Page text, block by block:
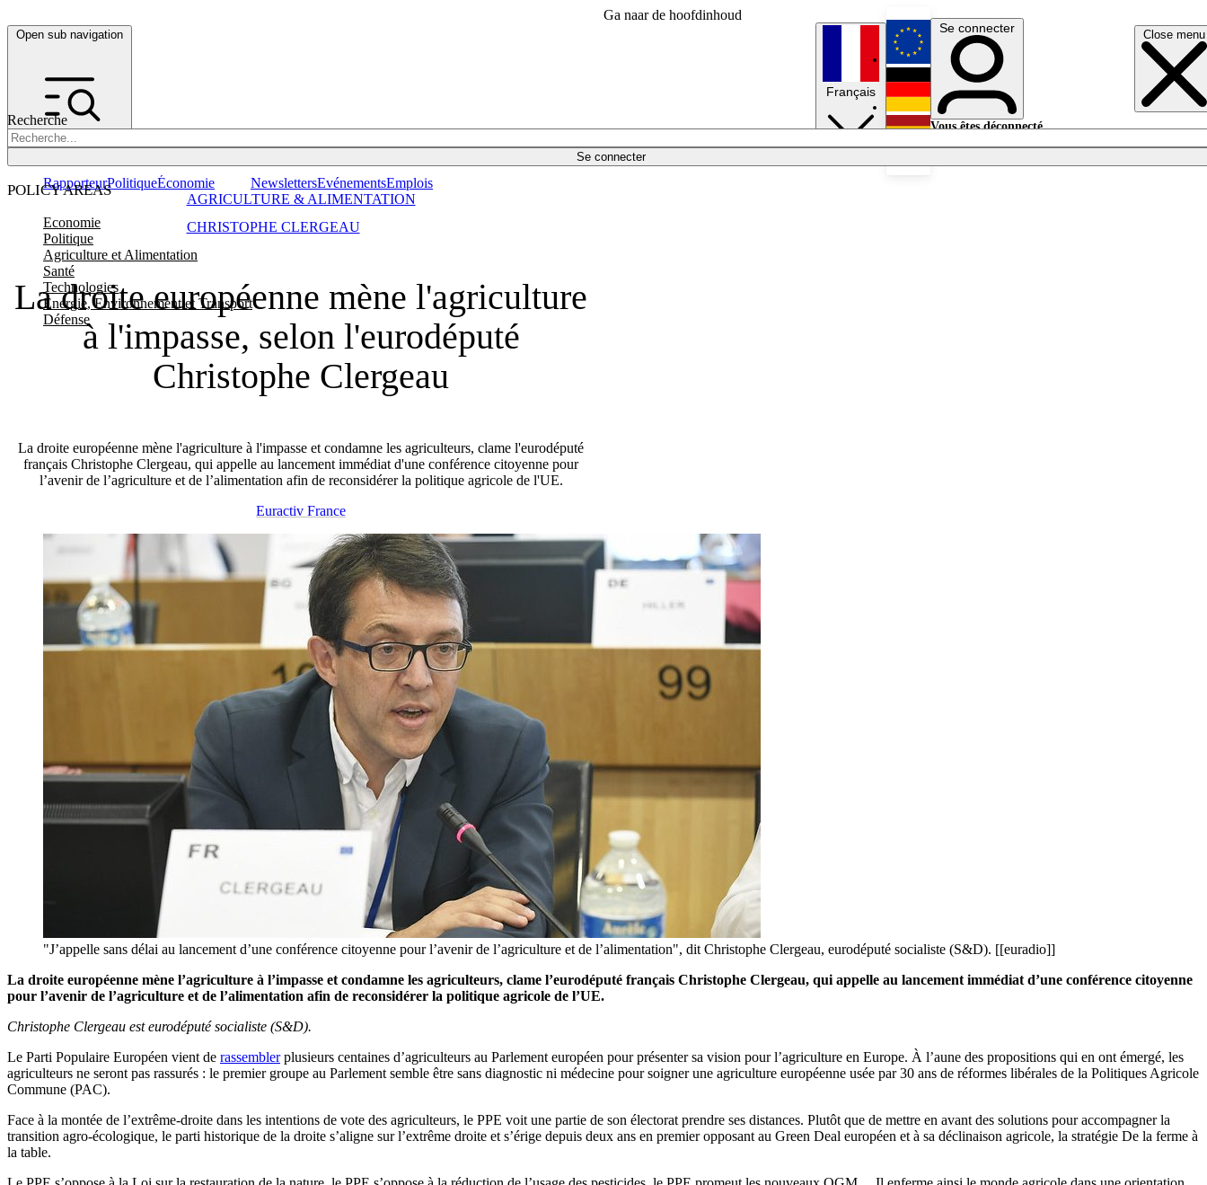
Ga naar de hoofdinhoud
Open sub navigation Close menu
Recherche
Se connecter
POLICY AREAS
Economie
Politique
Agriculture et Alimentation
Santé
Technologies
Energie, Environnement et Transport
Défense
RapporteurPolitiqueÉconomie NewslettersEvénementsEmplois
Français
English
Deutsch
Se connecter
Vous êtes déconnecté.
La droite européenne mène l'agriculture
à l'impasse, selon l'eurodéputé
Christophe Clergeau
La droite européenne mène l'agriculture à l'impasse et condamne les agriculteurs, clame l'eurodéputé
français Christophe Clergeau, qui appelle au lancement immédiat d'une conférence citoyenne pour
l’avenir de l’agriculture et de l’alimentation afin de reconsidérer la politique agricole de l'UE.
CHRISTOPHE CLERGEAU
AGRICULTURE & ALIMENTATION
Euractiv France
"J’appelle sans délai au lancement d’une conférence citoyenne pour l’avenir de l’agriculture et de l’alimentation", dit Christophe Clergeau, eurodéputé socialiste (S&D). [[euradio]]
La droite européenne mène l’agriculture à l’impasse et condamne les agriculteurs, clame l’eurodéputé français Christophe Clergeau, qui appelle au lancement immédiat d’une conférence citoyenne
pour l’avenir de l’agriculture et de l’alimentation afin de reconsidérer la politique agricole de l’UE.
Christophe Clergeau est eurodéputé socialiste (S&D).
Le Parti Populaire Européen vient de rassemblerplusieurs centaines d’agriculteurs au Parlement européen pour présenter sa vision pour l’agriculture en Europe. À l’aune des propositions qui en ont émergé, les
agriculteurs ne seront pas rassurés : le premier groupe au Parlement semble être sans diagnostic ni médecine pour soigner une agriculture européenne usée par 30 ans de réformes libérales de la Politiques Agricole
Commune (PAC).
Face à la montée de l’extrême-droite dans les intentions de vote des agriculteurs, le PPE voit une partie de son électorat prendre ses distances. Plutôt que de mettre en avant des solutions pour accompagner la
transition agro-écologique, le parti historique de la droite s’aligne sur l’extrême droite et s’érige depuis deux ans en premier opposant au Green Deal européen et à sa déclinaison agricole, la stratégie De la ferme à
la table.